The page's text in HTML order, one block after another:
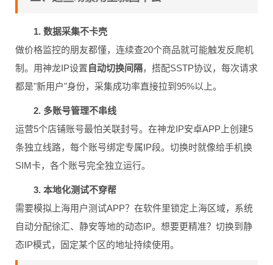
1. 数据采集不卡壳
做价格监控的朋友都懂，连续查20个商品就可能触发反爬机
制。用神龙IP设置自动切换间隔，搭配SSTP协议，每次请求
都是"新用户"身份，采集成功率直接拉到95%以上。
2. 多账号管理不串线
运营5个店铺账号最怕关联封号。在神龙IP安卓APP上创建5
条独立线路，每个账号绑定专属IP段。切换时就像给手机换
SIM卡，各个账号完全独立运行。
3. 本地化测试不穿帮
需要模拟上海用户测试APP？在软件里锁定上海区域，系统
自动分配徐汇、静安等地的动态IP。想要更精准？切换到静
态IP模式，固定某个区的地址持续使用。